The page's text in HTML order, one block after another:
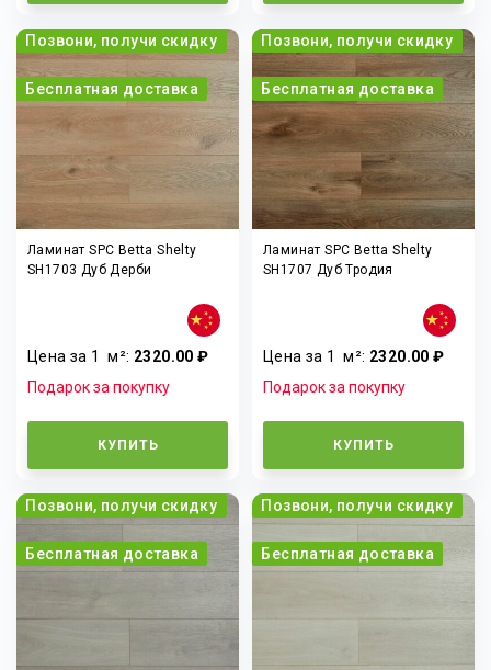
Позвони, получи скидку
Бесплатная доставка
Ламинат SPC Betta Shelty
SH1703 Дуб Дерби
Цена за 1м²: 2320.00 ₽
Подарок за покупку
КУПИТЬ
Позвони, получи скидку
Бесплатная доставка
Ламинат SPC Betta Shelty
SH1707 Дуб Тродия
Цена за 1м²: 2320.00 ₽
Подарок за покупку
КУПИТЬ
Позвони, получи скидку
Бесплатная доставка
Позвони, получи скидку
Бесплатная доставка